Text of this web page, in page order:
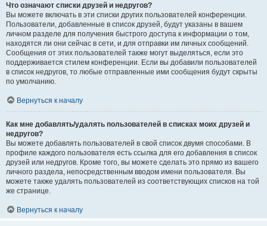
Что означают списки друзей и недругов?
Вы можете включать в эти списки других пользователей конференции.
Пользователи, добавленные в список друзей, будут указаны в вашем
личном разделе для получения быстрого доступа к информации о том,
находятся ли они сейчас в сети, и для отправки им личных сообщений.
Сообщения от этих пользователей также могут выделяться, если это
поддерживается стилем конференции. Если вы добавили пользователей
в список недругов, то любые отправленные ими сообщения будут скрыты
по умолчанию.
Вернуться к началу
Как мне добавлять/удалять пользователей в списках моих друзей и
недругов?
Вы можете добавлять пользователей в свой список двумя способами. В
профиле каждого пользователя есть ссылка для его добавления в список
друзей или недругов. Кроме того, вы можете сделать это прямо из вашего
личного раздела, непосредственным вводом имени пользователя. Вы
можете также удалять пользователей из соответствующих списков на той
же странице.
Вернуться к началу